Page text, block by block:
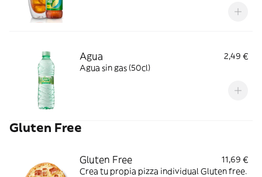
Agua
2,49 €
Agua sin gas (50cl)
Gluten Free
Gluten Free
11,69 €
Crea tu propia pizza individual Gluten free.